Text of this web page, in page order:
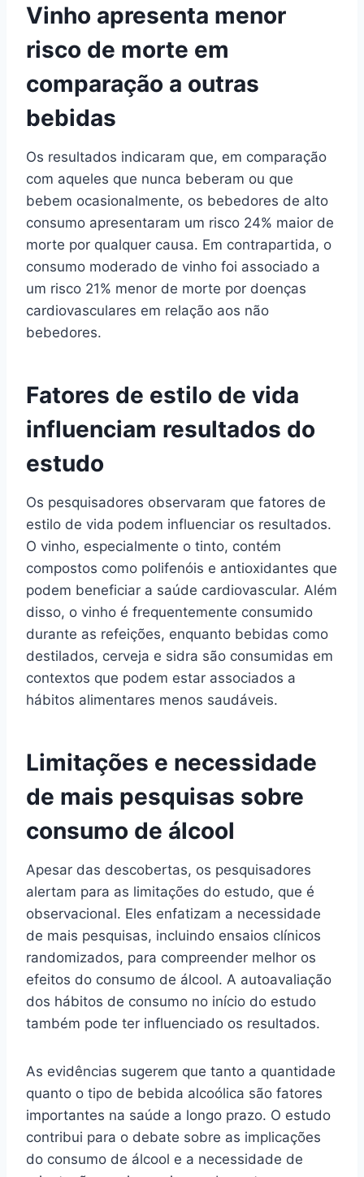
Vinho apresenta menor
risco de morte em
comparação a outras
bebidas
Os resultados indicaram que, em comparação
com aqueles que nunca beberam ou que
bebem ocasionalmente, os bebedores de alto
consumo apresentaram um risco 24% maior de
morte por qualquer causa. Em contrapartida, o
consumo moderado de vinho foi associado a
um risco 21% menor de morte por doenças
cardiovasculares em relação aos não
bebedores.
Fatores de estilo de vida
influenciam resultados do
estudo
Os pesquisadores observaram que fatores de
estilo de vida podem influenciar os resultados.
O vinho, especialmente o tinto, contém
compostos como polifenóis e antioxidantes que
podem beneficiar a saúde cardiovascular. Além
disso, o vinho é frequentemente consumido
durante as refeições, enquanto bebidas como
destilados, cerveja e sidra são consumidas em
contextos que podem estar associados a
hábitos alimentares menos saudáveis.
Limitações e necessidade
de mais pesquisas sobre
consumo de álcool
Apesar das descobertas, os pesquisadores
alertam para as limitações do estudo, que é
observacional. Eles enfatizam a necessidade
de mais pesquisas, incluindo ensaios clínicos
randomizados, para compreender melhor os
efeitos do consumo de álcool. A autoavaliação
dos hábitos de consumo no início do estudo
também pode ter influenciado os resultados.
As evidências sugerem que tanto a quantidade
quanto o tipo de bebida alcoólica são fatores
importantes na saúde a longo prazo. O estudo
contribui para o debate sobre as implicações
do consumo de álcool e a necessidade de